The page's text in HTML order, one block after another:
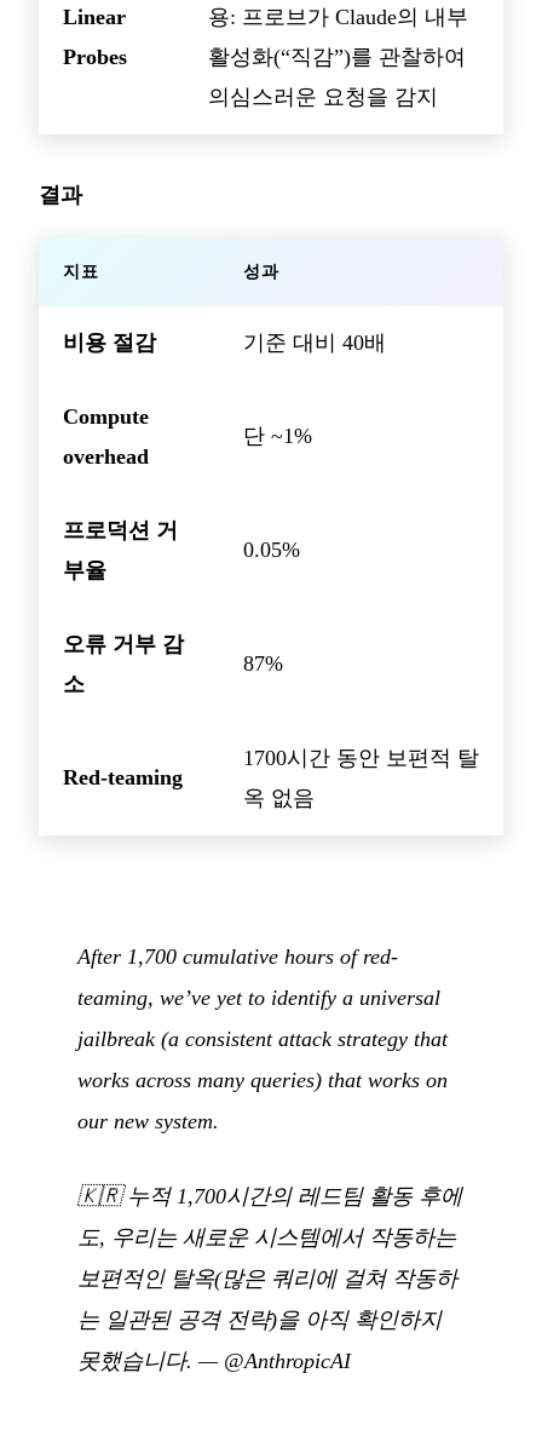
Linear
Probes
용: 프로브가 Claude의 내부
활성화(“직감”)를 관찰하여
의심스러운 요청을 감지
결과
지표 성과
비용 절감 기준 대비 40배
Compute
overhead
단 ~1%
프로덕션 거
부율
0.05%
오류 거부 감
소
87%
Red-teaming
1700시간 동안 보편적 탈
옥 없음
After 1,700 cumulative hours of red-
teaming, we’ve yet to identify a universal
jailbreak (a consistent attack strategy that
works across many queries) that works on
our new system.
🇰🇷누적 1,700시간의 레드팀 활동 후에
도, 우리는 새로운 시스템에서 작동하는
보편적인 탈옥(많은 쿼리에 걸쳐 작동하
는 일관된 공격 전략)을 아직 확인하지
못했습니다. — @AnthropicAI